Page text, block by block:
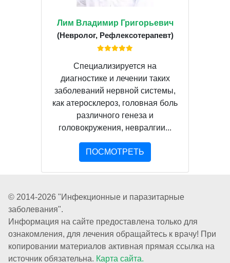
Лим Владимир Григорьевич
(Невролог, Рефлексотерапевт)
Специализируется на
диагностике и лечении таких
заболеваний нервной системы,
как атеросклероз, головная боль
различного генеза и
головокружения, невралгии...
ПОСМОТРЕТЬ
© 2014-2026 "Инфекционные и паразитарные
заболевания".
Информация на сайте предоставлена только для
ознакомления, для лечения обращайтесь к врачу! При
копировании материалов активная прямая ссылка на
источник обязательна. Карта сайта.